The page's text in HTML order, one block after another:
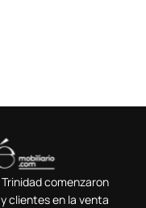
comenzaron
clientes en la venta